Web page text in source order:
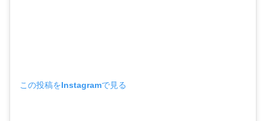
この投稿をInstagramで見る